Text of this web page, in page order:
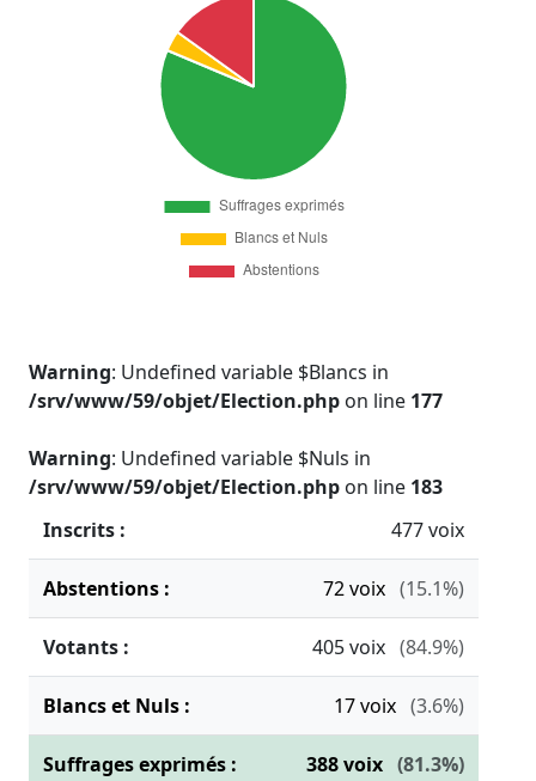
Warning: Undefined variable $Blancs in
/srv/www/59/objet/Election.php on line 177
Warning: Undefined variable $Nuls in
/srv/www/59/objet/Election.php on line 183
Inscrits :
477 voix
Abstentions : 72voix (15.1%)
Votants : 405voix (84.9%)
Blancs et Nuls : 17voix (3.6%)
Suffrages exprimés : 388voix (81.3%)